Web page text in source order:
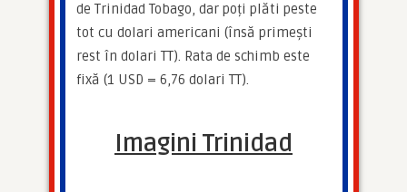
de Trinidad Tobago, dar poți plăti peste
tot cu dolari americani (însă primești
rest în dolari TT). Rata de schimb este
fixă (1 USD = 6,76 dolari TT).
Imagini Trinidad